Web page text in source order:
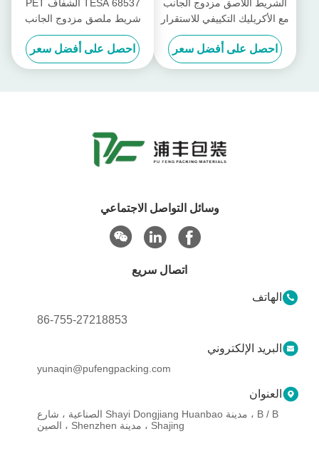
الشريط اللاصق مزدوج الجانب
مع الأكريليك التكييفي للاستقرار
في الطقس الخارجي
احصل على أفضل سعر
TESA 68537 الشفاف PET
شريط ملصق مزدوج الجانب
0.1mm مضاد للارتداد مع
مقاومة درجات الحرارة العالية
احصل على أفضل سعر
وسائل التواصل الاجتماعي
اتصال سريع
الهاتف
86-755-27218853
البريد الإلكتروني
yunaqin@pufengpacking.com
العنوان
B / B ، مدينة Shayi Dongjiang Huanbao الصناعية ، شارع
Shajing ، مدينة Shenzhen ، الصين